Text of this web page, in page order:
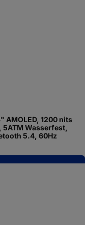
AMOLED, 1200 nits
5ATM Wasserfest,
5.4, 60Hz